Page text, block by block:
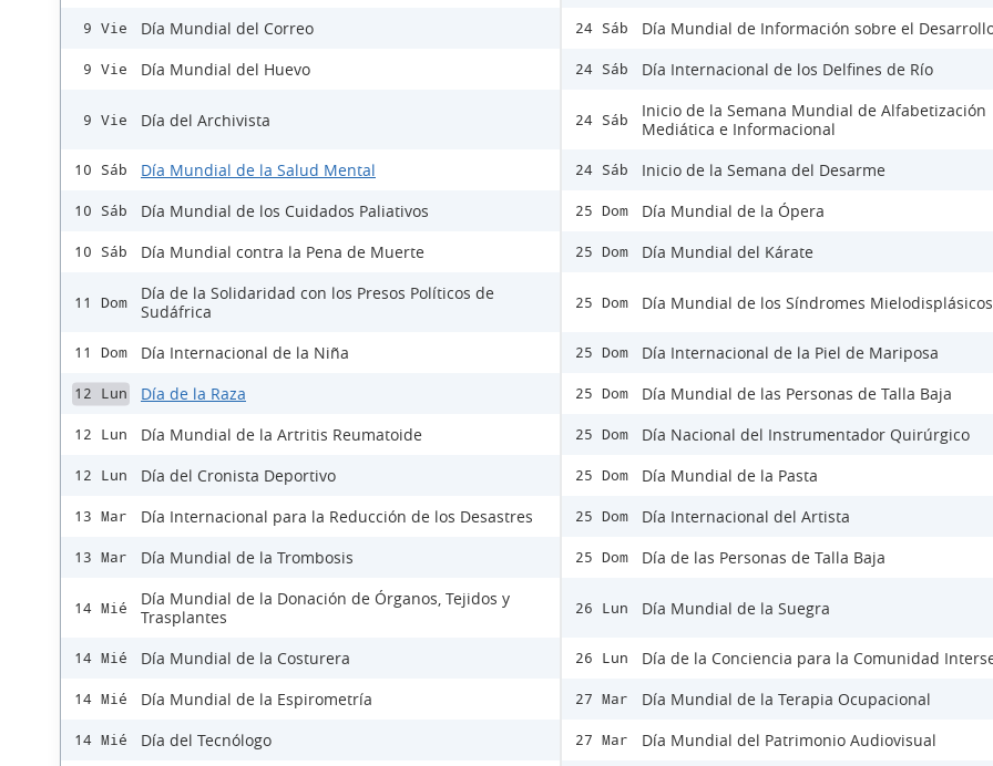
9 Vie Día Mundial del Correo
9 Vie Día Mundial del Huevo
9 Vie Día del Archivista
10 Sáb Día Mundial de la Salud Mental
10 Sáb Día Mundial de los Cuidados Paliativos
10 Sáb Día Mundial contra la Pena de Muerte
11 Dom
Día de la Solidaridad con los Presos Políticos de
Sudáfrica
11 Dom Día Internacional de la Niña
12 Lun Día de la Raza
12 Lun Día Mundial de la Artritis Reumatoide
12 Lun Día del Cronista Deportivo
13 Mar Día Internacional para la Reducción de los Desastres
13 Mar Día Mundial de la Trombosis
14 Mié
Día Mundial de la Donación de Órganos, Tejidos y
Trasplantes
14 Mié Día Mundial de la Costurera
14 Mié Día Mundial de la Espirometría
14 Mié Día del Tecnólogo
24 Sáb Día Mundial de Información sobre el
24 Sáb Día Internacional de los Delfines de Río
24 Sáb
Inicio de la Semana Mundial de Alfabetización
Mediática e Informacional
24 Sáb Inicio de la Semana del Desarme
25 Dom Día Mundial de la Ópera
25 Dom Día Mundial del Kárate
25 Dom Día Mundial de los Síndromes Mielodisplásicos
25 Dom Día Internacional de la Piel de Mariposa
25 Dom Día Mundial de las Personas de Talla Baja
25 Dom Día Nacional del Instrumentador Quirúrgico
25 Dom Día Mundial de la Pasta
25 Dom Día Internacional del Artista
25 Dom Día de las Personas de Talla Baja
26 Lun Día Mundial de la Suegra
26 Lun Día de la Conciencia para la Comunidad
27 Mar Día Mundial de la Terapia Ocupacional
27 Mar Día Mundial del Patrimonio Audiovisual